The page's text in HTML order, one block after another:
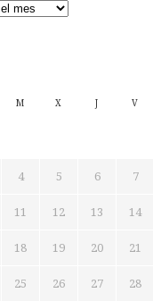
M X J V
4 5 6 7
11 12 13 14
18 19 20 21
25 26 27 28